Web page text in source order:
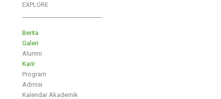
EXPLORE
Berita
Galeri
Alumni
Karir
Program
Admisi
Kalendar Akademik